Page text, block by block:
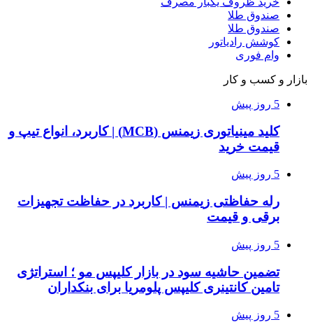
صندوق طلا
صندوق طلا
کوشش رادیاتور
وام فوری
بازار و کسب و کار
5 روز پیش
کلید مینیاتوری زیمنس (MCB) | کاربرد، انواع تیپ و
قیمت خرید
5 روز پیش
رله حفاظتی زیمنس | کاربرد در حفاظت تجهیزات
برقی و قیمت
5 روز پیش
تضمین حاشیه سود در بازار کلیپس مو ؛ استراتژی
تامین کانتینری کلیپس پلومریا برای بنکداران
5 روز پیش